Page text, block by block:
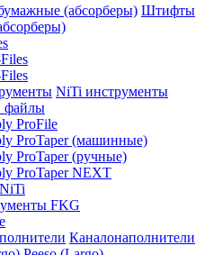
Штифты
NiTi инструменты
файлы
ProFile
ProTaper (машинные)
ProTaper (ручные)
ProTaper NEXT
FKG
Каналонаполнители